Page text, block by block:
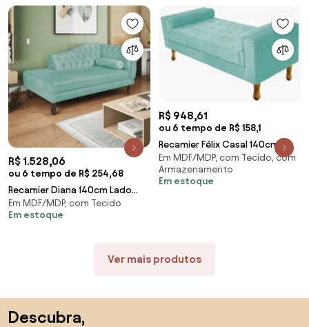
R$ 1.528,06
ou 6 tempo de R$ 254,68
Recamier Diana 140cm Lado
Esquerdo Suede Azul Tiffany -
ADJ Decor
Em MDF/MDP, com Tecido
Em estoque
R$ 948,61
ou 6 tempo de R$ 158,1
Recamier Félix Casal 140cm
Suede Azul Tiffany - ADJ Decor
Em MDF/MDP, com Tecido, com
Armazenamento
Em estoque
Ver mais produtos
Descubra,